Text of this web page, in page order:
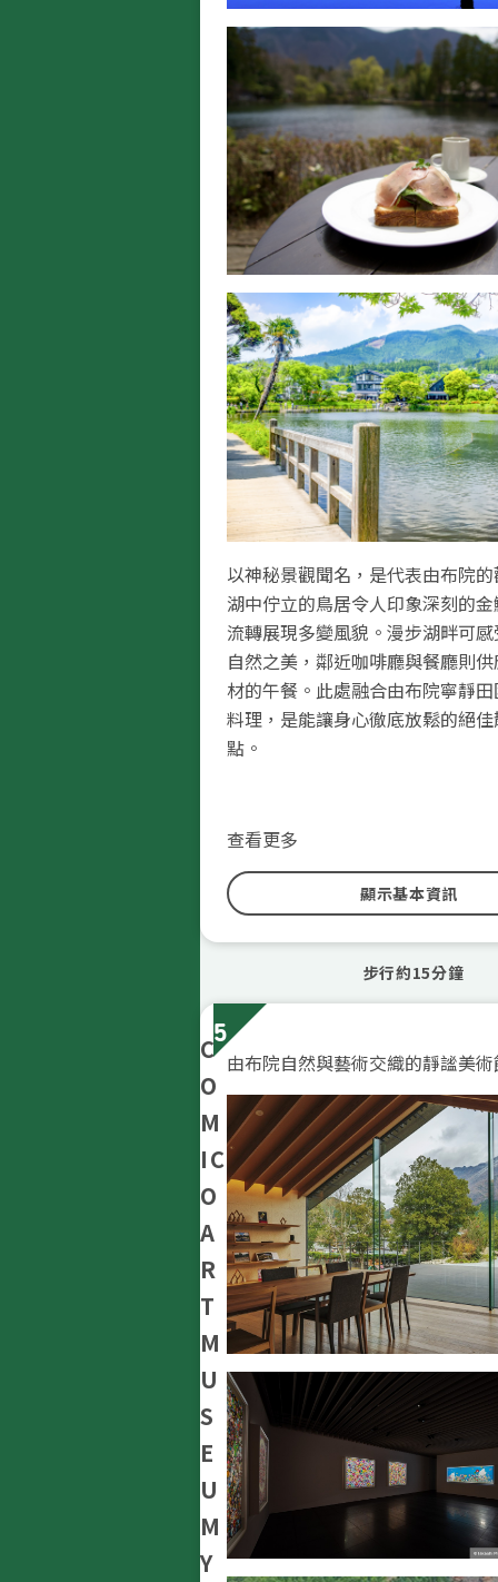
以神秘景觀聞名，是代表由布院
湖中佇立的鳥居令人印象深刻的
流轉展現多變風貌。漫步湖畔可
自然之美，鄰近咖啡廳與餐廳則
材的午餐。此處融合由布院寧靜
料理，是能讓身心徹底放鬆的絕
點。
查看更多
顯示基本資訊
步行約15分鐘
5
C
O
M
IC
O
A
R
T
M
U
S
E
U
M
Y
由布院自然與藝術交織的靜謐美